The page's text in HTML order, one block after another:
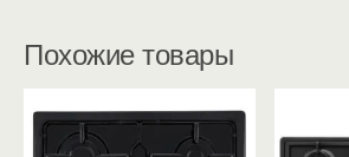
Похожие товары